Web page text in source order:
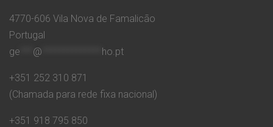
4770-606 Vila Nova de Famalicão
Portugal
ge
@ ho.pt
+351 252 310 871
(Chamada para rede fixa nacional)
+351 918 795 850